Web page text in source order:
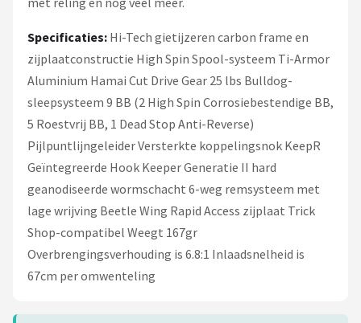
Specificaties: Hi-Tech gietijzeren carbon frame en
zijplaatconstructie High Spin Spool-systeem Ti-Armor
Aluminium Hamai Cut Drive Gear 25 lbs Bulldog-
sleepsysteem 9 BB (2 High Spin Corrosiebestendige BB,
5 Roestvrij BB, 1 Dead Stop Anti-Reverse)
Pijlpuntlijngeleider Versterkte koppelingsnok KeepR
Geïntegreerde Hook Keeper Generatie II hard
geanodiseerde wormschacht 6-weg remsysteem met
lage wrijving Beetle Wing Rapid Access zijplaat Trick
Shop-compatibel Weegt 167gr
Overbrengingsverhouding is 6.8:1 Inlaadsnelheid is
67cm per omwenteling